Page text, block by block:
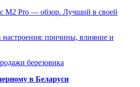
M2 Pro — обзор. Лучший в своей
причины, влияние и
березовика
в Беларуси